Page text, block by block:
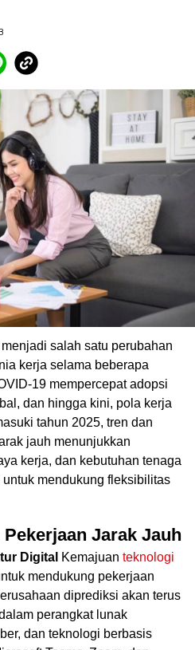
salah satu perubahan
kerja selama beberapa
19 mempercepat adopsi
dan hingga kini, pola kerja
tahun 2025, tren dan
jauh menunjukkan
kerja, dan kebutuhan tenaga
mendukung fleksibilitas
Jarak Jauh
Digital Kemajuan teknologi
mendukung pekerjaan
diprediksi akan terus
perangkat lunak
dan teknologi berbasis